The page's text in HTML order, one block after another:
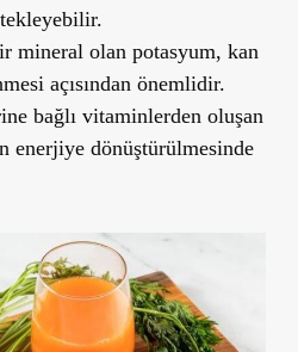
mineral olan potasyum, kan
açısından önemlidir.
bağlı vitaminlerden oluşan
enerjiye dönüştürülmesinde